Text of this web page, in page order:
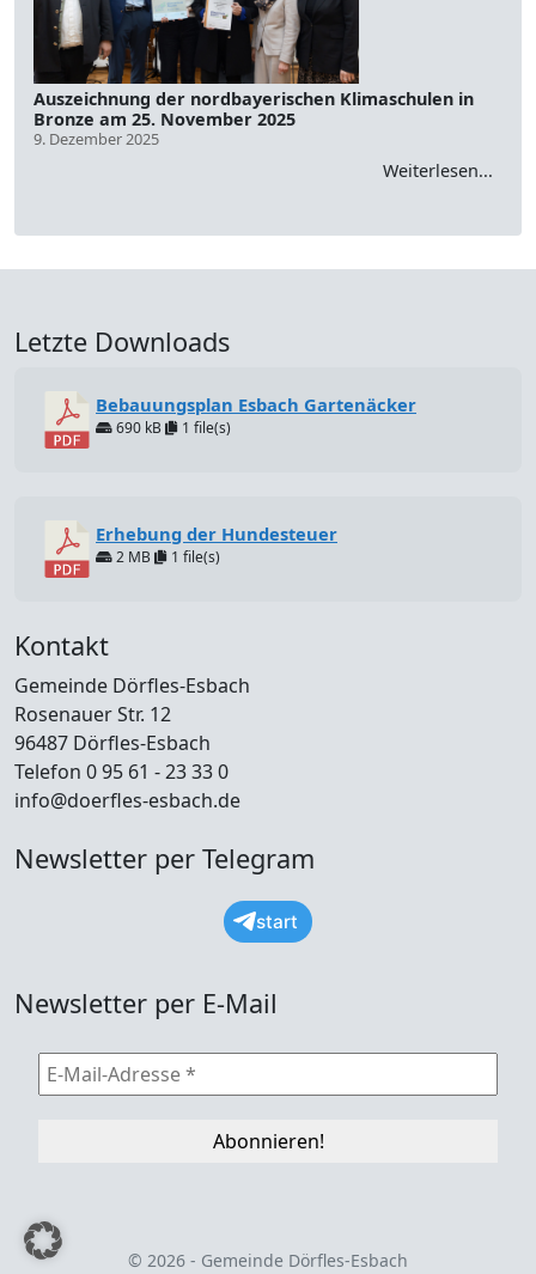
Auszeichnung der nordbayerischen Klimaschulen in
Bronze am 25. November 2025
9. Dezember 2025
Weiterlesen...
Letzte Downloads
Bebauungsplan Esbach Gartenäcker
690 kB 1 file(s)
Erhebung der Hundesteuer
2 MB 1 file(s)
Kontakt
Gemeinde Dörfles-Esbach
Rosenauer Str. 12
96487 Dörfles-Esbach
Telefon 0 95 61 - 23 33 0
info@doerfles-esbach.de
Newsletter per Telegram
start
Newsletter per E-Mail
© 2026 - Gemeinde Dörfles-Esbach